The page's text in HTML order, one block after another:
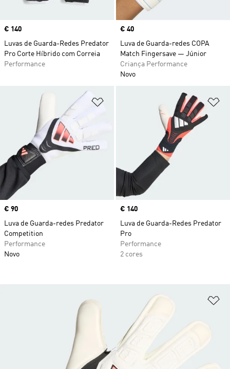
Price
€ 140
Luvas de Guarda-Redes Predator
Pro Corte Híbrido com Correia
Performance
Price
€ 40
Luva de Guarda-redes COPA
Match Fingersave — Júnior
Criança Performance
Novo
Adicionar à Lista de Desejos
Price
€ 90
Luva de Guarda-redes Predator
Competition
Performance
Novo
Price
€ 140
Luva de Guarda-Redes Predator
Pro
Performance
2 cores